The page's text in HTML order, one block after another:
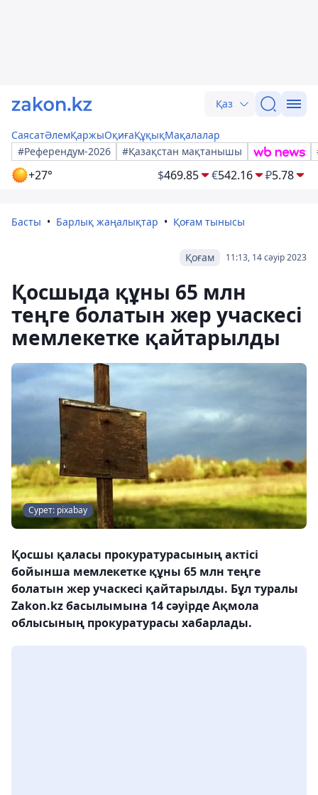
Қаз
СаясатӘлемҚаржыОқиғаҚұқықМақалалар
#Референдум-2026
#Қазақстан мақтанышы
+27° $469.85 €542.16 ₽5.78
Басты Барлық жаңалықтар Қоғам тынысы
11:13, 14 сәуір 2023
Қоғам
Қосшыда құны 65 млн
теңге болатын жер учаскесі
мемлекетке қайтарылды
Сурет: pixabay
Қосшы қаласы прокуратурасының актісі
бойынша мемлекетке құны 65 млн теңге
болатын жер учаскесі қайтарылды. Бұл туралы
Zakon.kz басылымына 14 сәуірде Ақмола
облысының прокуратурасы хабарлады.